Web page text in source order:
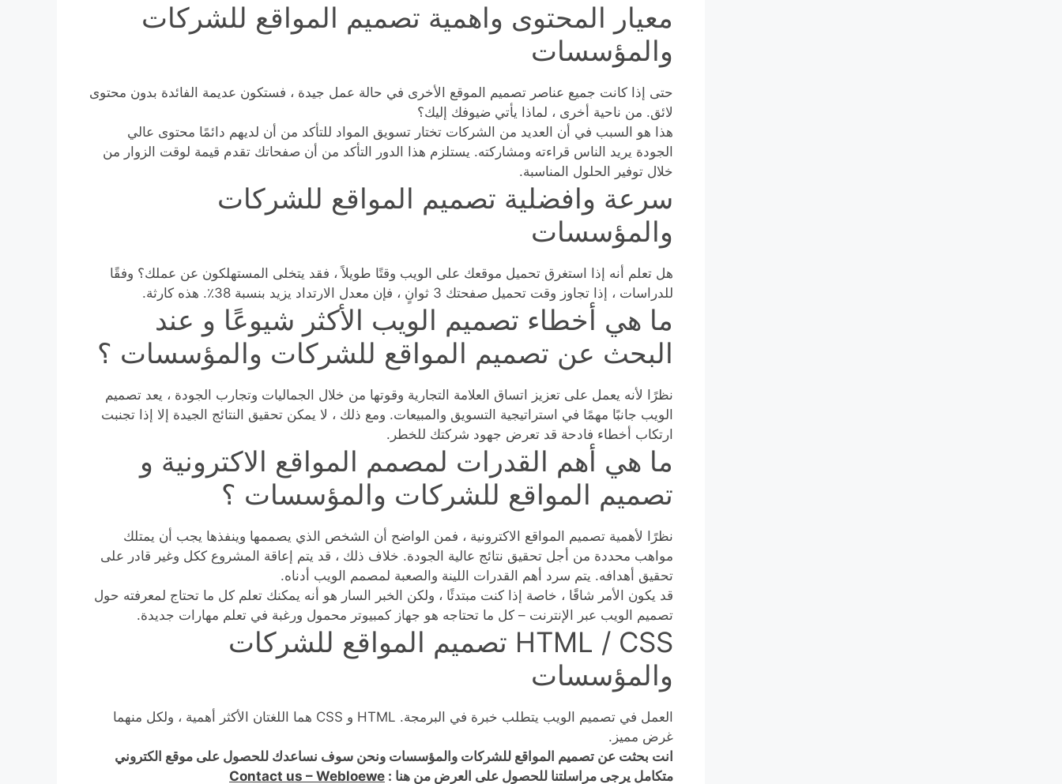
معيار المحتوى واهمية تصميم المواقع للشركات
والمؤسسات
حتى إذا كانت جميع عناصر تصميم الموقع الأخرى في حالة عمل جيدة ، فستكون عديمة الفائدة بدون محتوى
لائق. من ناحية أخرى ، لماذا يأتي ضيوفك إليك؟
هذا هو السبب في أن العديد من الشركات تختار تسويق المواد للتأكد من أن لديهم دائمًا محتوى عالي
الجودة يريد الناس قراءته ومشاركته. يستلزم هذا الدور التأكد من أن صفحاتك تقدم قيمة لوقت الزوار من
خلال توفير الحلول المناسبة.
سرعة وافضلية تصميم المواقع للشركات
والمؤسسات
هل تعلم أنه إذا استغرق تحميل موقعك على الويب وقتًا طويلاً ، فقد يتخلى المستهلكون عن عملك؟ وفقًا
للدراسات ، إذا تجاوز وقت تحميل صفحتك 3 ثوانٍ ، فإن معدل الارتداد يزيد بنسبة 38٪. هذه كارثة.
ما هي أخطاء تصميم الويب الأكثر شيوعًا و عند
البحث عن تصميم المواقع للشركات والمؤسسات ؟
نظرًا لأنه يعمل على تعزيز اتساق العلامة التجارية وقوتها من خلال الجماليات وتجارب الجودة ، يعد تصميم
الويب جانبًا مهمًا في استراتيجية التسويق والمبيعات. ومع ذلك ، لا يمكن تحقيق النتائج الجيدة إلا إذا تجنبت
ارتكاب أخطاء فادحة قد تعرض جهود شركتك للخطر.
ما هي أهم القدرات لمصمم المواقع الاكترونية و
تصميم المواقع للشركات والمؤسسات ؟
نظرًا لأهمية تصميم المواقع الاكترونية ، فمن الواضح أن الشخص الذي يصممها وينفذها يجب أن يمتلك
مواهب محددة من أجل تحقيق نتائج عالية الجودة. خلاف ذلك ، قد يتم إعاقة المشروع ككل وغير قادر على
تحقيق أهدافه. يتم سرد أهم القدرات اللينة والصعبة لمصمم الويب أدناه.
قد يكون الأمر شاقًا ، خاصة إذا كنت مبتدئًا ، ولكن الخبر السار هو أنه يمكنك تعلم كل ما تحتاج لمعرفته حول
تصميم الويب عبر الإنترنت – كل ما تحتاجه هو جهاز كمبيوتر محمول ورغبة في تعلم مهارات جديدة.
HTML / CSS تصميم المواقع للشركات
والمؤسسات
العمل في تصميم الويب يتطلب خبرة في البرمجة. HTML و CSS هما اللغتان الأكثر أهمية ، ولكل منهما
غرض مميز.
انت بحثت عن تصميم المواقع للشركات والمؤسسات ونحن سوف نساعدك للحصول على موقع الكتروني
متكامل يرجى مراسلتنا للحصول على العرض من هنا : Contact us – Webloewe